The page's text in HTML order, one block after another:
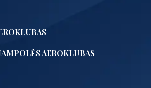
AEROKLUBAS